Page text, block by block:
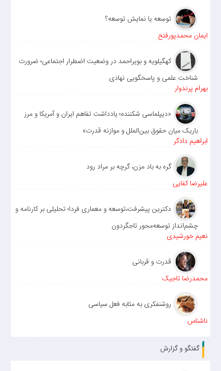
توسعه یا نمایش توسعه؟
ایمان محمدپورفتح
کهگیلویه و بویراحمد در وضعیت اضطرار اجتماعی؛ ضرورت
شناخت علمی و پاسخگویی نهادی
بهرام پرندوار
«دیپلماسی شکننده؛ یادداشت تفاهم ایران و آمریکا و مرز
باریک میان حقوق بین‌الملل و موازنه قدرت»
ابراهیم دادگر
گره به باد مزن، گرچه بر مراد رود
علیرضا کفایی
دکترین پیشرفت،توسعه و معماری فردا؛ تحلیلی بر کارنامه و
چشم‌انداز توسعه‌محور تاجگردون
نعیم خورشیدی
قدرت و قربانی
محمدرضا تاجیک
روشنفکری به مثابه فعل سیاسی
ناشناس
گفتگو و گزارش